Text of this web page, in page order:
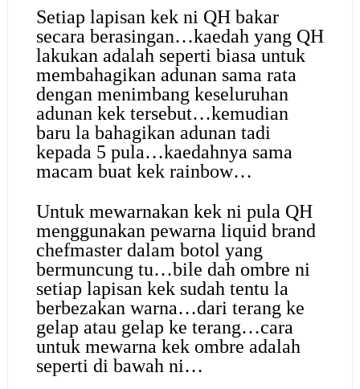
Setiap lapisan kek ni QH bakar
secara berasingan…kaedah yang QH
lakukan adalah seperti biasa untuk
membahagikan adunan sama rata
dengan menimbang keseluruhan
adunan kek tersebut…kemudian
baru la bahagikan adunan tadi
kepada 5 pula…kaedahnya sama
macam buat kek rainbow…
Untuk mewarnakan kek ni pula QH
menggunakan pewarna liquid brand
chefmaster dalam botol yang
bermuncung tu…bile dah ombre ni
setiap lapisan kek sudah tentu la
berbezakan warna…dari terang ke
gelap atau gelap ke terang…cara
untuk mewarna kek ombre adalah
seperti di bawah ni…